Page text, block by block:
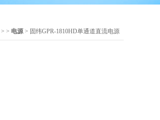
> > 电源> 固纬GPR-1810HD单通道直流电源